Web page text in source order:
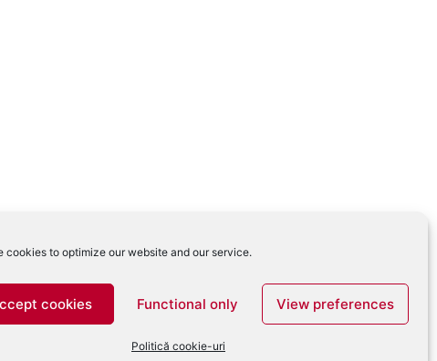
cookies to optimize our website and our service.
cookies Functional only View preferences
Politică cookie-uri